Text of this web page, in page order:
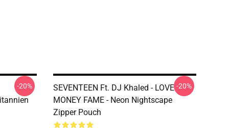
-20%
SEVENTEEN Ft. DJ Khaled - LOVE
MONEY FAME - Neon Nightscape
Zipper Pouch
-20%